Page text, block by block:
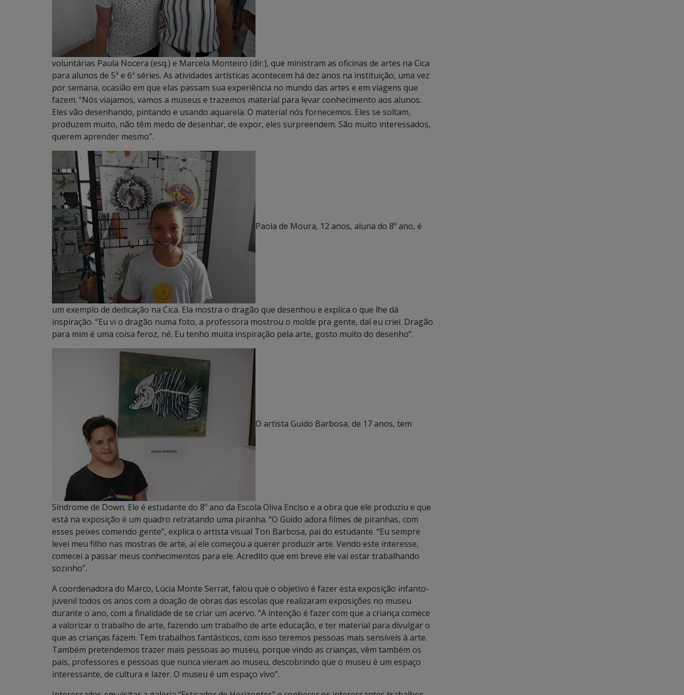
voluntárias Paula Nocera (esq.) e Marcela Monteiro (dir.), que ministram as oficinas de artes na Cica
para alunos de 5ª e 6ª séries. As atividades artísticas acontecem há dez anos na instituição, uma vez
por semana, ocasião em que elas passam sua experiência no mundo das artes e em viagens que
fazem. “Nós viajamos, vamos a museus e trazemos material para levar conhecimento aos alunos.
Eles vão desenhando, pintando e usando aquarela. O material nós fornecemos. Eles se soltam,
produzem muito, não têm medo de desenhar, de expor, eles surpreendem. São muito interessados,
querem aprender mesmo”.
Paola de Moura, 12 anos, aluna do 8º ano, é
um exemplo de dedicação na Cica. Ela mostra o dragão que desenhou e explica o que lhe dá
inspiração. “Eu vi o dragão numa foto, a professora mostrou o molde pra gente, daí eu criei. Dragão
para mim é uma coisa feroz, né. Eu tenho muita inspiração pela arte, gosto muito do desenho”.
O artista Guido Barbosa, de 17 anos, tem
Síndrome de Down. Ele é estudante do 8º ano da Escola Oliva Enciso e a obra que ele produziu e que
está na exposição é um quadro retratando uma piranha. “O Guido adora filmes de piranhas, com
esses peixes comendo gente”, explica o artista visual Ton Barbosa, pai do estudante. “Eu sempre
levei meu filho nas mostras de arte, aí ele começou a querer produzir arte. Vendo este interesse,
comecei a passar meus conhecimentos para ele. Acredito que em breve ele vai estar trabalhando
sozinho”.
A coordenadora do Marco, Lúcia Monte Serrat, falou que o objetivo é fazer esta exposição infanto-
juvenil todos os anos com a doação de obras das escolas que realizaram exposições no museu
durante o ano, com a finalidade de se criar um acervo. “A intenção é fazer com que a criança comece
a valorizar o trabalho de arte, fazendo um trabalho de arte educação, e ter material para divulgar o
que as crianças fazem. Tem trabalhos fantásticos, com isso teremos pessoas mais sensíveis à arte.
Também pretendemos trazer mais pessoas ao museu, porque vindo as crianças, vêm também os
pais, professores e pessoas que nunca vieram ao museu, descobrindo que o museu é um espaço
interessante, de cultura e lazer. O museu é um espaço vivo”.